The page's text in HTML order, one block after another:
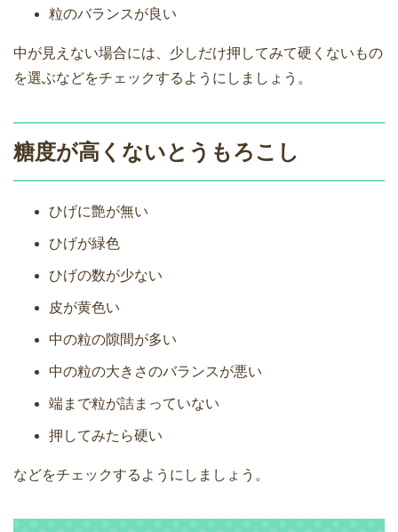
粒のバランスが良い
中が見えない場合には、少しだけ押してみて硬くないもの
を選ぶなどをチェックするようにしましょう。
糖度が高くないとうもろこし
ひげに艶が無い
ひげが緑色
ひげの数が少ない
皮が黄色い
中の粒の隙間が多い
中の粒の大きさのバランスが悪い
端まで粒が詰まっていない
押してみたら硬い
などをチェックするようにしましょう。